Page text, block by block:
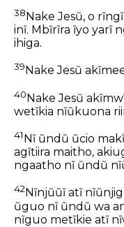
38 Nake Jesũ, o
inĩ. Mbĩrĩra ĩyo yarĩ
ihiga.
39 Nake Jesũ
40Nake Jesũ
wetĩkia nĩũkuona
41 Nĩ ũndũ ũcio
agĩtiira maitho,
ngaatho nĩ ũndũ
42Nĩnjũũĩ atĩ
ũguo nĩ ũndũ wa
nĩguo metĩkie atĩ